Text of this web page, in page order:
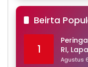
Beirta
1
RI,
Agustus